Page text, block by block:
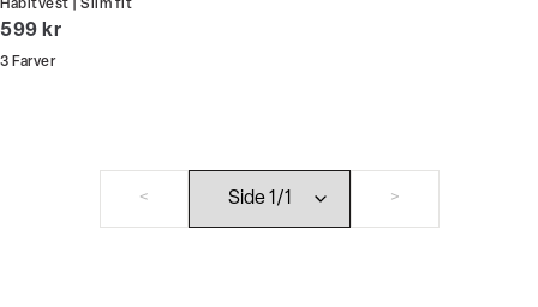
Habitvest | Slim fit
I alt (inkl. rabat)
599 kr
3 Farver